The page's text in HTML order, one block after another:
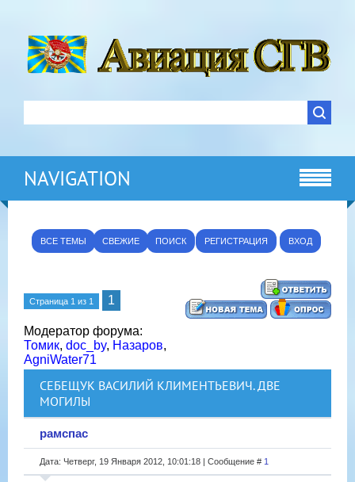
NAVIGATION
ВСЕ ТЕМЫ СВЕЖИЕ ПОИСК РЕГИСТРАЦИЯ ВХОД
Страница 1 из 1 1
Модератор форума:
Томик, doc_by, Назаров,
AgniWater71
СЕБЕЩУК ВАСИЛИЙ КЛИМЕНТЬЕВИЧ. ДВЕ
МОГИЛЫ
рамспас
Дата: Четверг, 19 Января 2012, 10:01:18 | Сообщение # 1